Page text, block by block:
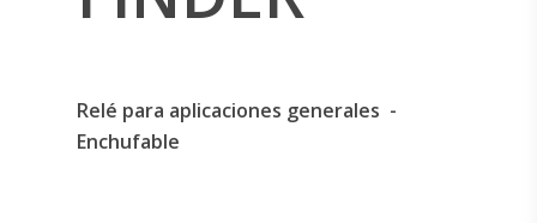
Relé para aplicaciones generales -
Enchufable